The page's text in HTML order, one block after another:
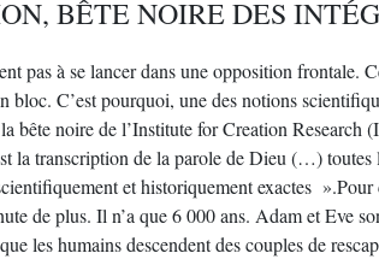
BÊTE NOIRE DES
pas à se lancer dans une opposition frontale.
bloc. C’est pourquoi, une des notions
la bête noire de l’Institute for Creation
transcription de la parole de Dieu (…) toutes
et historiquement exactes
de plus. Il n’a que 6 000 ans. Adam et Eve
les humains descendent des couples de